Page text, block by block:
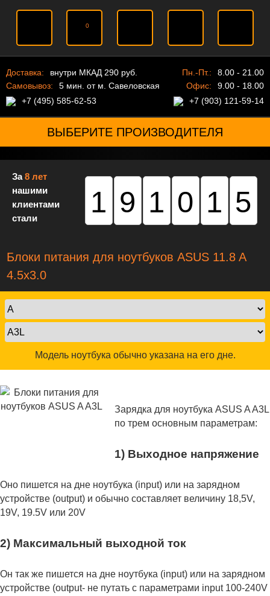
0
Доставка:
внутри МКАД 290 руб.
Самовывоз:
5 мин. от м. Савеловская
+7 (495) 585-62-53
Пн.-Пт.:
8.00 - 21.00
Офис:
9.00 - 18.00
+7 (903) 121-59-14
ВЫБЕРИТЕ ПРОИЗВОДИТЕЛЯ
За8 лет
нашими
клиентами
стали
191015
Блоки питания для ноутбуков ASUS 11.8 A
4.5x3.0
Модель ноутбука обычно указана на его дне.
Зарядка для ноутбука ASUS A A3L
по трем основным параметрам:
1) Выходное напряжение
Оно пишется на дне ноутбука (input) или на зарядном
устройстве (output) и обычно составляет величину 18,5V,
19V, 19.5V или 20V
2) Максимальный выходной ток
Он так же пишется на дне ноутбука (input) или на зарядном
устройстве (output- не путать с параметрами input 100-240V